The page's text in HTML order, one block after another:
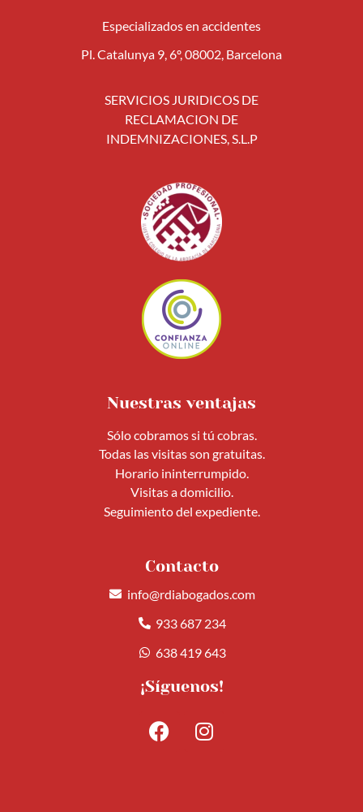
Especializados en accidentes
Pl. Catalunya 9, 6º, 08002, Barcelona
SERVICIOS JURIDICOS DE
RECLAMACION DE
INDEMNIZACIONES, S.L.P
Nuestras ventajas
Sólo cobramos si tú cobras.
Todas las visitas son gratuitas.
Horario ininterrumpido.
Visitas a domicilio.
Seguimiento del expediente.
Contacto
info@rdiabogados.com
933 687 234
638 419 643
¡Síguenos!